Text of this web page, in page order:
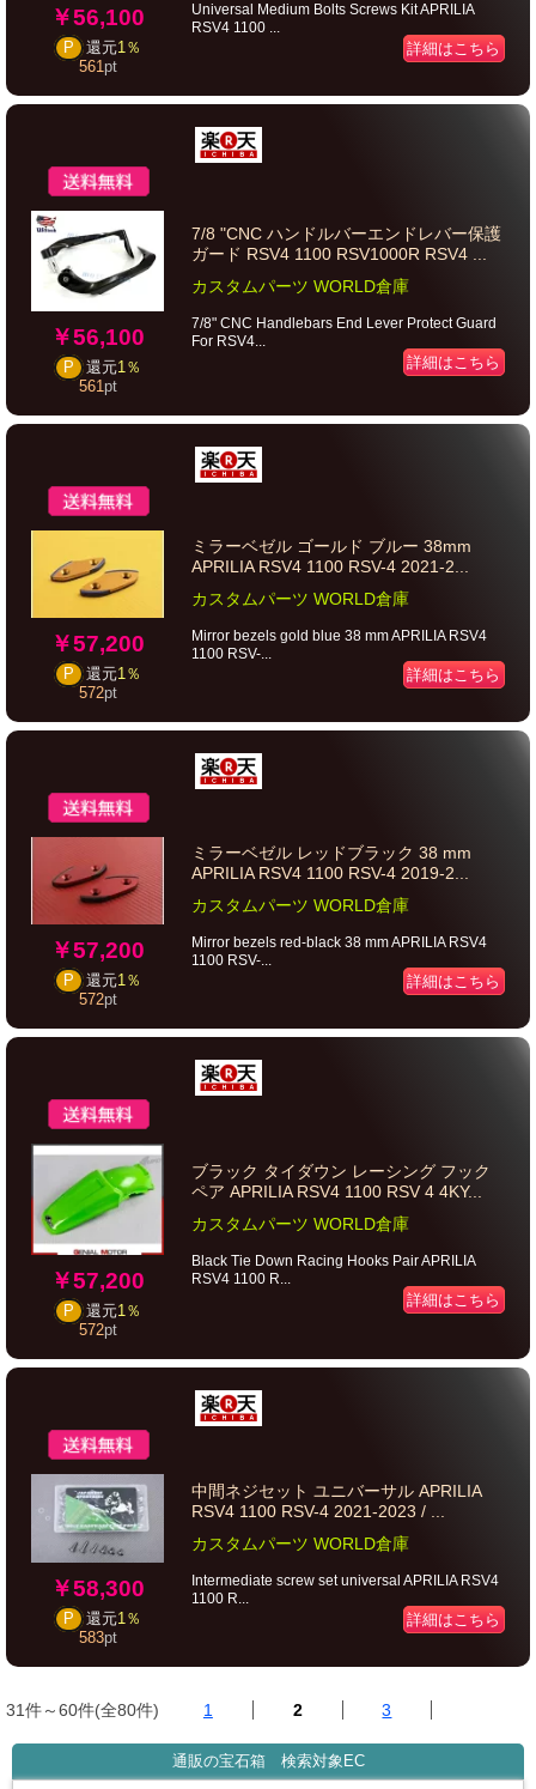
￥56,100
P 還元1％
561pt
Universal Medium Bolts Screws Kit APRILIA
RSV4 1100 ...
詳細はこちら
￥56,100
P 還元1％
561pt
7/8 "CNC ハンドルバーエンドレバー保護
ガード RSV4 1100 RSV1000R RSV4 ...
カスタムパーツ WORLD倉庫
7/8" CNC Handlebars End Lever Protect Guard
For RSV4...
詳細はこちら
￥57,200
P 還元1％
572pt
ミラーベゼル ゴールド ブルー 38mm
APRILIA RSV4 1100 RSV-4 2021-2...
カスタムパーツ WORLD倉庫
Mirror bezels gold blue 38 mm APRILIA RSV4
1100 RSV-...
詳細はこちら
￥57,200
P 還元1％
572pt
ミラーベゼル レッドブラック 38 mm
APRILIA RSV4 1100 RSV-4 2019-2...
カスタムパーツ WORLD倉庫
Mirror bezels red-black 38 mm APRILIA RSV4
1100 RSV-...
詳細はこちら
￥57,200
P 還元1％
572pt
ブラック タイダウン レーシング フック
ペア APRILIA RSV4 1100 RSV 4 4KY...
カスタムパーツ WORLD倉庫
Black Tie Down Racing Hooks Pair APRILIA
RSV4 1100 R...
詳細はこちら
￥58,300
P 還元1％
583pt
中間ネジセット ユニバーサル APRILIA
RSV4 1100 RSV-4 2021-2023 / ...
カスタムパーツ WORLD倉庫
Intermediate screw set universal APRILIA RSV4
1100 R...
詳細はこちら
31件～60件(全80件) 1 2 3
通販の宝石箱 検索対象EC